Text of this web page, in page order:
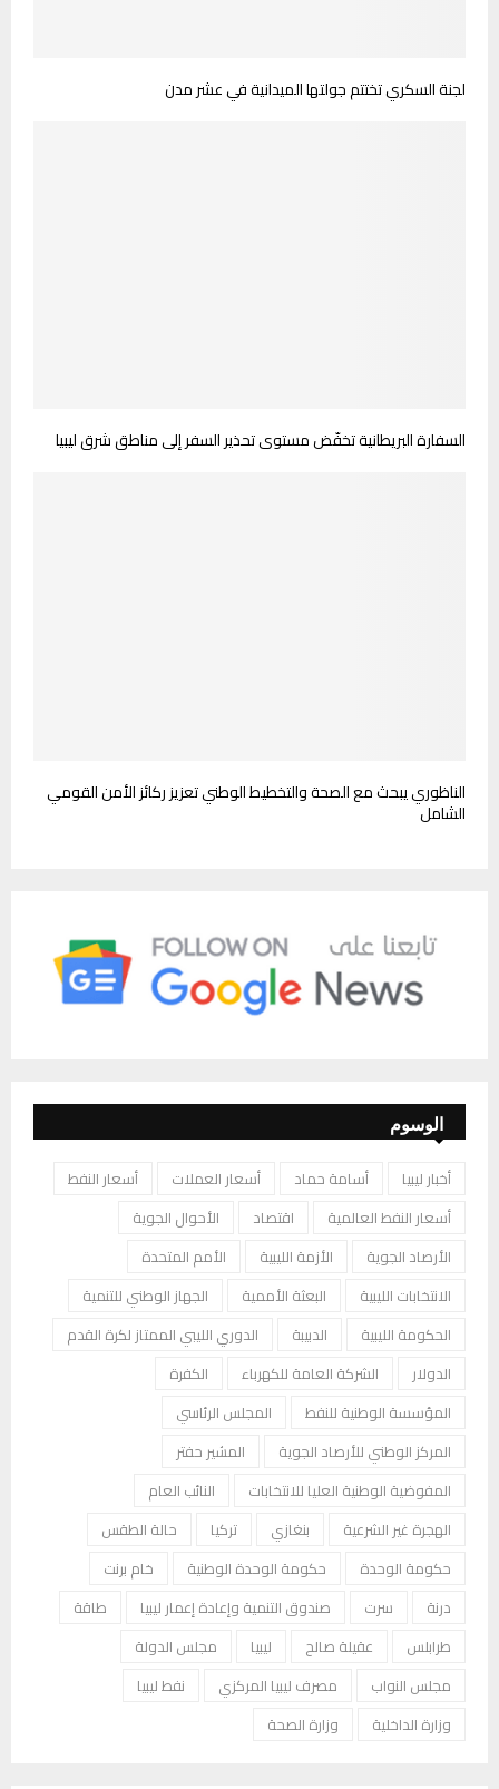
لجنة السكري تختتم جولتها الميدانية في عشر مدن
السفارة البريطانية تخفّض مستوى تحذير السفر إلى مناطق شرق ليبيا
الناظوري يبحث مع الصحة والتخطيط الوطني تعزيز ركائز الأمن القومي
الشامل
الوسوم
أخبار ليبيا أسامة حماد أسعار العملات
أسعار النفط
أسعار النفط العالمية
اقتصاد
الأحوال الجوية
الأرصاد الجوية
الأزمة الليبية
الأمم المتحدة
الانتخابات الليبية
البعثة الأممية
الجهاز الوطني للتنمية
الحكومة الليبية
الدبيبة
الدوري الليبي الممتاز لكرة القدم
الدولار
الشركة العامة للكهرباء
الكفرة
المؤسسة الوطنية للنفط
المجلس الرئاسي
المركز الوطني للأرصاد الجوية
المشير حفتر
المفوضية الوطنية العليا للانتخابات
النائب العام
الهجرة غير الشرعية
بنغازي تركيا
حالة الطقس
حكومة الوحدة
حكومة الوحدة الوطنية
خام برنت
درنة
سرت صندوق التنمية وإعادة إعمار ليبيا
طاقة
طرابلس
عقيلة صالح ليبيا
مجلس الدولة
مجلس النواب
مصرف ليبيا المركزي
نفط ليبيا
وزارة الداخلية
وزارة الصحة